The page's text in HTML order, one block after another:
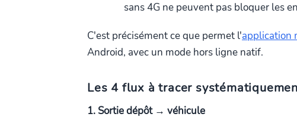
sans 4G ne peuvent pas bloquer les
C'est précisément ce que permet l'application
Android, avec un mode hors ligne natif.
Les 4 flux à tracer
1. Sortie dépôt → véhicule